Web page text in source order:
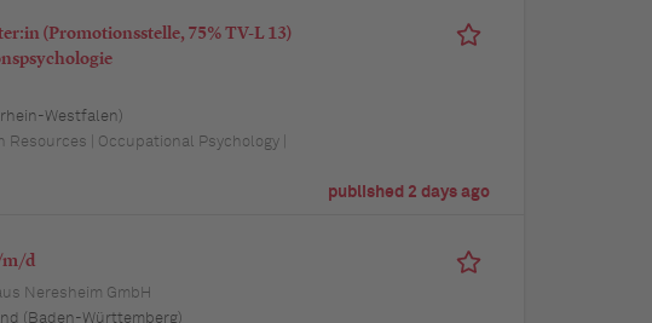
(Promotionsstelle, 75% TV-L 13)
Westfalen)
| Occupational Psychology |
published 2 days ago
d
Neresheim GmbH
(Baden-Württemberg)